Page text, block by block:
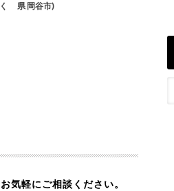
県 岡谷市)
気軽にご相談ください。